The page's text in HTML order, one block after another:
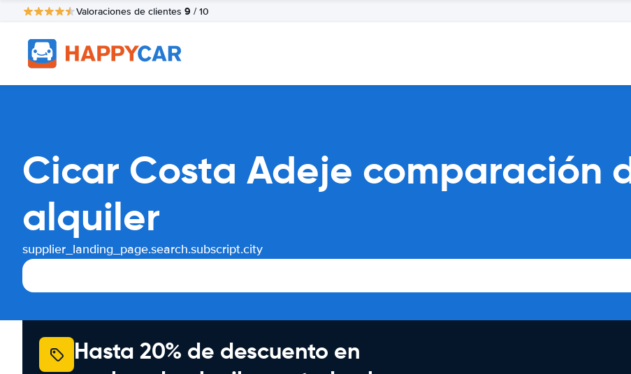
Valoraciones de clientes 9 / 10
Cicar Costa Adeje comparación
alquiler
supplier_landing_page.search.subscript.city
Hasta 20% de descuento en